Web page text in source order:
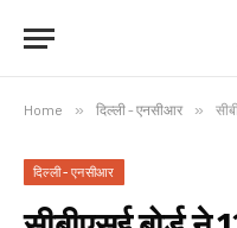
Home » दिल्ली - एनसीआर »
दिल्ली - एनसीआर